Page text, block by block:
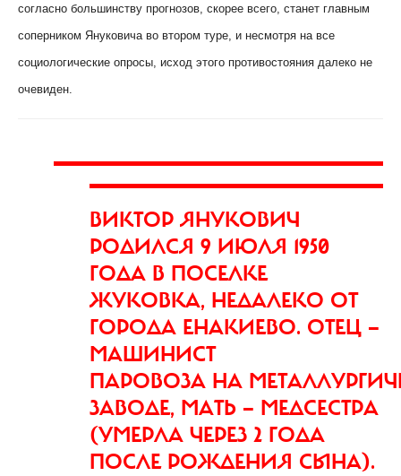
согласно большинству прогнозов, скорее всего, станет главным
соперником Януковича во втором туре, и несмотря на все
социологические опросы, исход этого противостояния далеко не
очевиден.
ВИКТОР ЯНУКОВИЧ
РОДИЛСЯ 9 ИЮЛЯ 1950
ГОДА В ПОСЕЛКЕ
ЖУКОВКА, НЕДАЛЕКО ОТ
ГОРОДА ЕНАКИЕВО. ОТЕЦ —
МАШИНИСТ
ПАРОВОЗА НА
ЗАВОДЕ, МАТЬ — МЕДСЕСТРА
(УМЕРЛА ЧЕРЕЗ 2 ГОДА
ПОСЛЕ РОЖДЕНИЯ СЫНА).